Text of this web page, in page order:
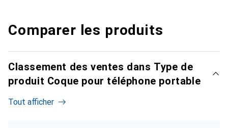
Comparer les produits
Classement des ventes dans Type de
produit Coque pour téléphone portable
Tout afficher